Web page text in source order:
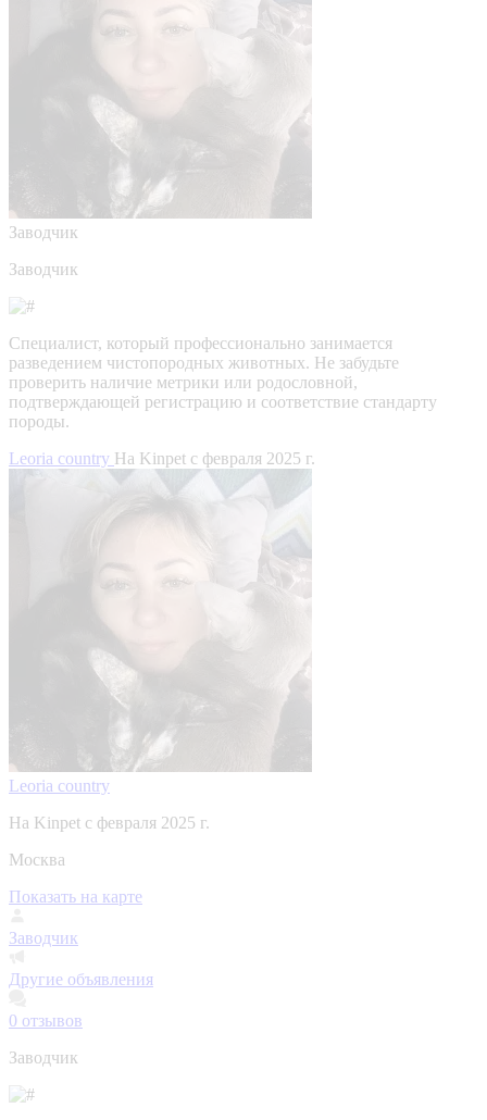
Заводчик
Заводчик
Специалист, который профессионально занимается
разведением чистопородных животных. Не забудьте
проверить наличие метрики или родословной,
подтверждающей регистрацию и соответствие стандарту
породы.
Leoria country На Kinpet c февраля 2025 г.
Leoria country
На Kinpet c февраля 2025 г.
Москва
Показать на карте
Заводчик
Другие объявления
0 отзывов
Заводчик